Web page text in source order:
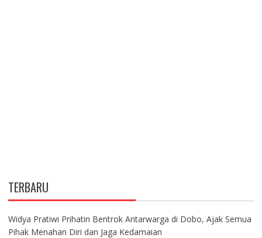
TERBARU
Widya Pratiwi Prihatin Bentrok Antarwarga di Dobo, Ajak Semua
Pihak Menahan Diri dan Jaga Kedamaian